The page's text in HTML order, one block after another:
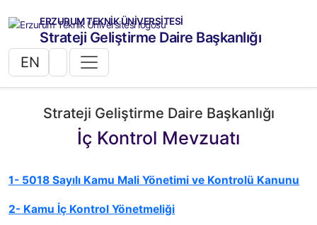
ERZURUM TEKNİK ÜNİVERSİTESİ
Strateji Geliştirme Daire Başkanlığı
EN
Strateji Geliştirme Daire Başkanlığı
İç Kontrol Mevzuatı
1- 5018 Sayılı Kamu Mali Yönetimi ve Kontrolü Kanunu
2- Kamu İç Kontrol Yönetmeliği